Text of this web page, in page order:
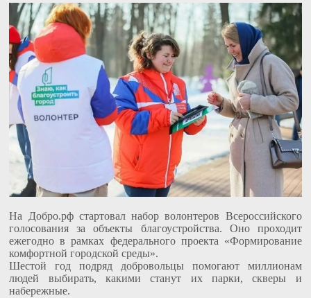
На Добро.pф стартовал набор волонтеров Всероссийского
голосования за объекты благоустройства. Оно проходит
ежегодно в рамках федерального проекта «Формирование
комфортной городской среды».
Шестой год подряд добровольцы помогают миллионам
людей выбирать, какими станут их парки, скверы и
набережные.